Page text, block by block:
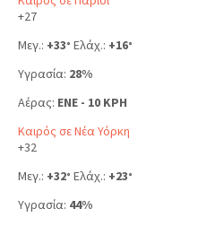
+27
Μεγ.: +33° Ελάχ.: +16°
Υγρασία: 28%
Αέρας: ENE - 10 KPH
Καιρός σε Νέα Υόρκη
+32
Μεγ.: +32° Ελάχ.: +23°
Υγρασία: 44%